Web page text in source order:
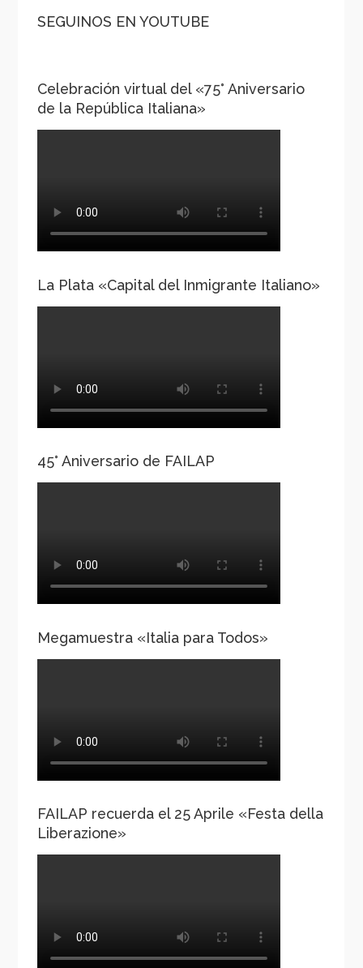
SEGUINOS EN YOUTUBE
Celebración virtual del «75° Aniversario
de la República Italiana»
La Plata «Capital del Inmigrante Italiano»
45° Aniversario de FAILAP
Megamuestra «Italia para Todos»
FAILAP recuerda el 25 Aprile «Festa della
Liberazione»